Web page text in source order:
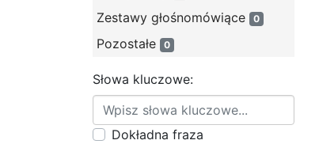
Zestawy głośnomówiące 0
Pozostałe 0
Słowa kluczowe:
Dokładna fraza